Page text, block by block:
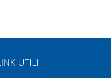
UTILI